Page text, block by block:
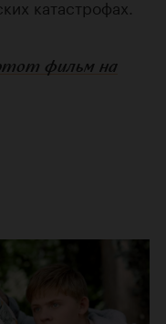
катастрофах.
фильм на